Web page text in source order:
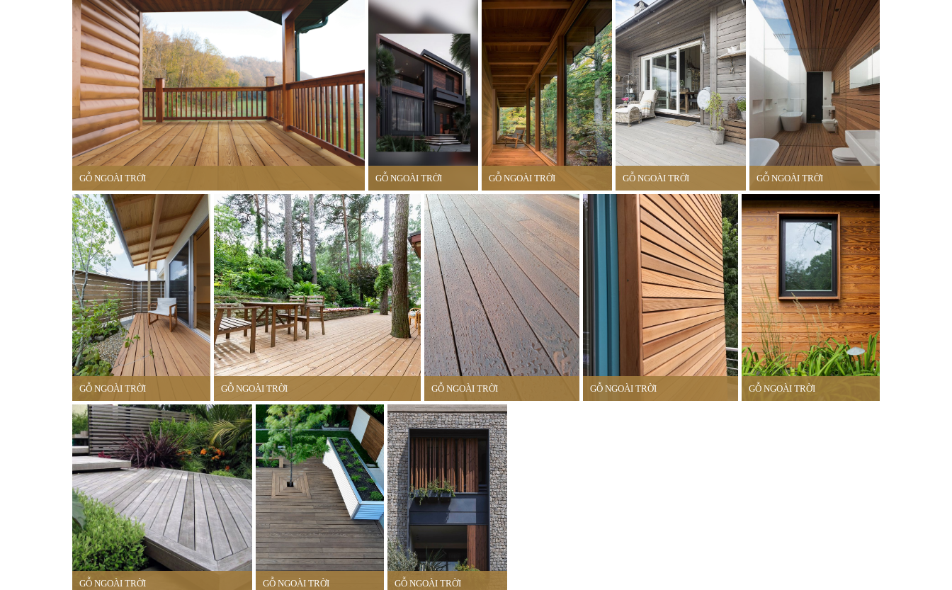
GỖ NGOÀI TRỜI GỖ NGOÀI TRỜI GỖ NGOÀI TRỜI GỖ NGOÀI TRỜI GỖ NGOÀI TRỜI
GỖ NGOÀI TRỜI GỖ NGOÀI TRỜI GỖ NGOÀI TRỜI GỖ NGOÀI TRỜI GỖ NGOÀI TRỜI
GỖ NGOÀI TRỜI GỖ NGOÀI TRỜI GỖ NGOÀI TRỜI